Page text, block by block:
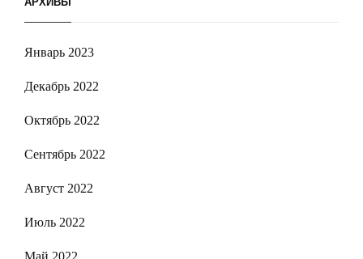
Январь 2023
Декабрь 2022
Октябрь 2022
Сентябрь 2022
Август 2022
Июль 2022
Май 2022